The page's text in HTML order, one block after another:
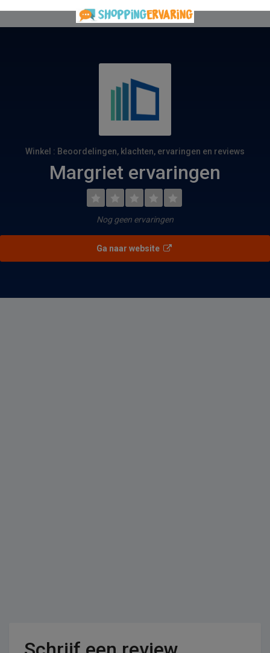
Winkel : Beoordelingen, klachten, ervaringen en reviews
Margriet ervaringen
Nog geen ervaringen
Ga naar website